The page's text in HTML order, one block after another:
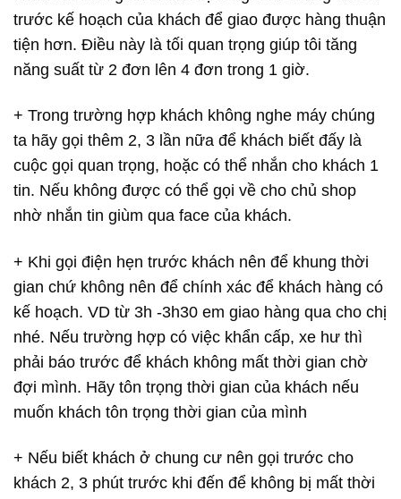
trước kế hoạch của khách để giao được hàng thuận
tiện hơn. Điều này là tối quan trọng giúp tôi tăng
năng suất từ 2 đơn lên 4 đơn trong 1 giờ.
+ Trong trường hợp khách không nghe máy chúng
ta hãy gọi thêm 2, 3 lần nữa để khách biết đấy là
cuộc gọi quan trọng, hoặc có thể nhắn cho khách 1
tin. Nếu không được có thể gọi về cho chủ shop
nhờ nhắn tin giùm qua face của khách.
+ Khi gọi điện hẹn trước khách nên để khung thời
gian chứ không nên để chính xác để khách hàng có
kế hoạch. VD từ 3h -3h30 em giao hàng qua cho chị
nhé. Nếu trường hợp có việc khẩn cấp, xe hư thì
phải báo trước để khách không mất thời gian chờ
đợi mình. Hãy tôn trọng thời gian của khách nếu
muốn khách tôn trọng thời gian của mình
+ Nếu biết khách ở chung cư nên gọi trước cho
khách 2, 3 phút trước khi đến để không bị mất thời